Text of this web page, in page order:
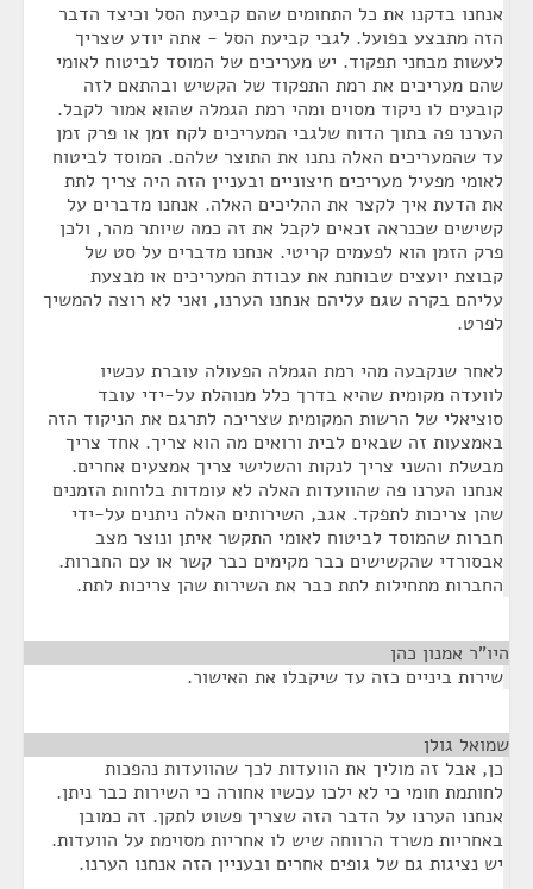
אנחנו בדקנו את כל התחומים שהם קביעת הסל וכיצד הדבר
הזה מתבצע בפועל. לגבי קביעת הסל - אתה יודע שצריך
לעשות מבחני תפקוד. יש מעריכים של המוסד לביטוח לאומי
שהם מעריכים את רמת התפקוד של הקשיש ובהתאם לזה
קובעים לו ניקוד מסוים ומהי רמת הגמלה שהוא אמור לקבל.
הערנו פה בתוך הדוח שלגבי המעריכים לקח זמן או פרק זמן
עד שהמעריכים האלה נתנו את התוצר שלהם. המוסד לביטוח
לאומי מפעיל מעריכים חיצוניים ובעניין הזה היה צריך לתת
את הדעת איך לקצר את ההליכים האלה. אנחנו מדברים על
קשישים שכנראה זכאים לקבל את זה כמה שיותר מהר, ולכן
פרק הזמן הוא לפעמים קריטי. אנחנו מדברים על סט של
קבוצת יועצים שבוחנת את עבודת המעריכים או מבצעת
עליהם בקרה שגם עליהם אנחנו הערנו, ואני לא רוצה להמשיך
לפרט.
לאחר שנקבעה מהי רמת הגמלה הפעולה עוברת עכשיו
לוועדה מקומית שהיא בדרך כלל מנוהלת על-ידי עובד
סוציאלי של הרשות המקומית שצריכה לתרגם את הניקוד הזה
באמצעות זה שבאים לבית ורואים מה הוא צריך. אחד צריך
מבשלת והשני צריך לנקות והשלישי צריך אמצעים אחרים.
אנחנו הערנו פה שהוועדות האלה לא עומדות בלוחות הזמנים
שהן צריכות לתפקד. אגב, השירותים האלה ניתנים על-ידי
חברות שהמוסד לביטוח לאומי התקשר איתן ונוצר מצב
אבסורדי שהקשישים כבר מקימים כבר קשר או עם החברות.
החברות מתחילות לתת כבר את השירות שהן צריכות לתת.
היו"ר אמנון כהן
שירות ביניים כזה עד שיקבלו את האישור.
שמואל גולן
כן, אבל זה מוליך את הוועדות לכך שהוועדות נהפכות
לחותמת חומי כי לא ילכו עכשיו אחורה כי השירות כבר ניתן.
אנחנו הערנו על הדבר הזה שצריך פשוט לתקן. זה כמובן
באחריות משרד הרווחה שיש לו אחריות מסוימת על הוועדות.
יש נציגות גם של גופים אחרים ובעניין הזה אנחנו הערנו.